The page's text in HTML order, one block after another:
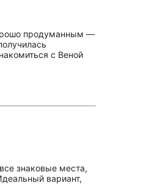
продуманным —
с Веной
знаковые места,
вариант,